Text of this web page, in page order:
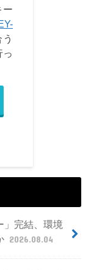
ー
っ
」完結、環境
2026.08.04